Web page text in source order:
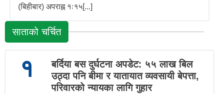
(बिहीबार) अपराह्न १ः१५[...]
साताको चर्चित
१
बर्दिया बस दुर्घटना अपडेट: ५५ लाख बिल
उठ्दा पनि बीमा र यातायात व्यवसायी बेपत्ता,
परिवारको न्यायका लागि गुहार